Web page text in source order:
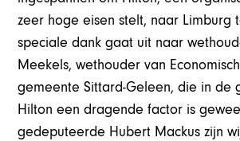
zeer hoge eisen stelt, naar Limburg
speciale dank gaat uit naar
Meekels, wethouder van
gemeente Sittard-Geleen, die in de
Hilton een dragende factor is
gedeputeerde Hubert Mackus zijn